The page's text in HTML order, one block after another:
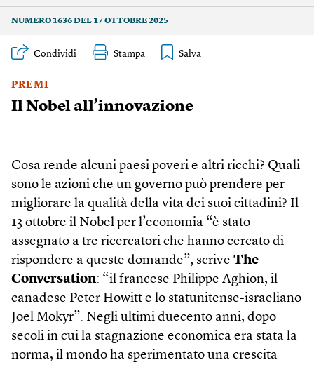
NUMERO 1636 DEL 17 OTTOBRE 2025
Condividi Stampa
PREMI
Il Nobel all’innovazione
Cosa rende alcuni paesi poveri e altri ricchi? Quali
sono le azioni che un governo può prendere per
migliorare la qualità della vita dei suoi cittadini? Il
13 ottobre il Nobel per l’economia “è stato
assegnato a tre ricercatori che hanno cercato di
rispondere a queste domande”, scrive The
Conversation: “il francese Philippe Aghion, il
canadese Peter Howitt e lo statunitense-israeliano
Joel Mo­kyr”. Negli ultimi duecento anni, dopo
secoli in cui la stagnazione economica era stata la
norma, il mondo ha sperimentato una crescita